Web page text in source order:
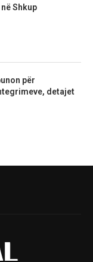
Shkup
për
detajet